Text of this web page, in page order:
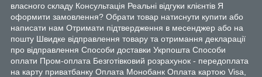
власного складу Консультація Реальні відгуки клієнтів Я
оформити замовлення? Обрати товар натиснути купити або
написати нам Отримати підтвердження в месенджер або на
пошту Швидке відправлення товару та отримання декларації
про відправлення Способи доставки Укрпошта Способи
оплати Пром-оплата Безготівковий розрахунок - передоплата
на карту приватбанку Оплата Монобанк Оплата картою Visa,